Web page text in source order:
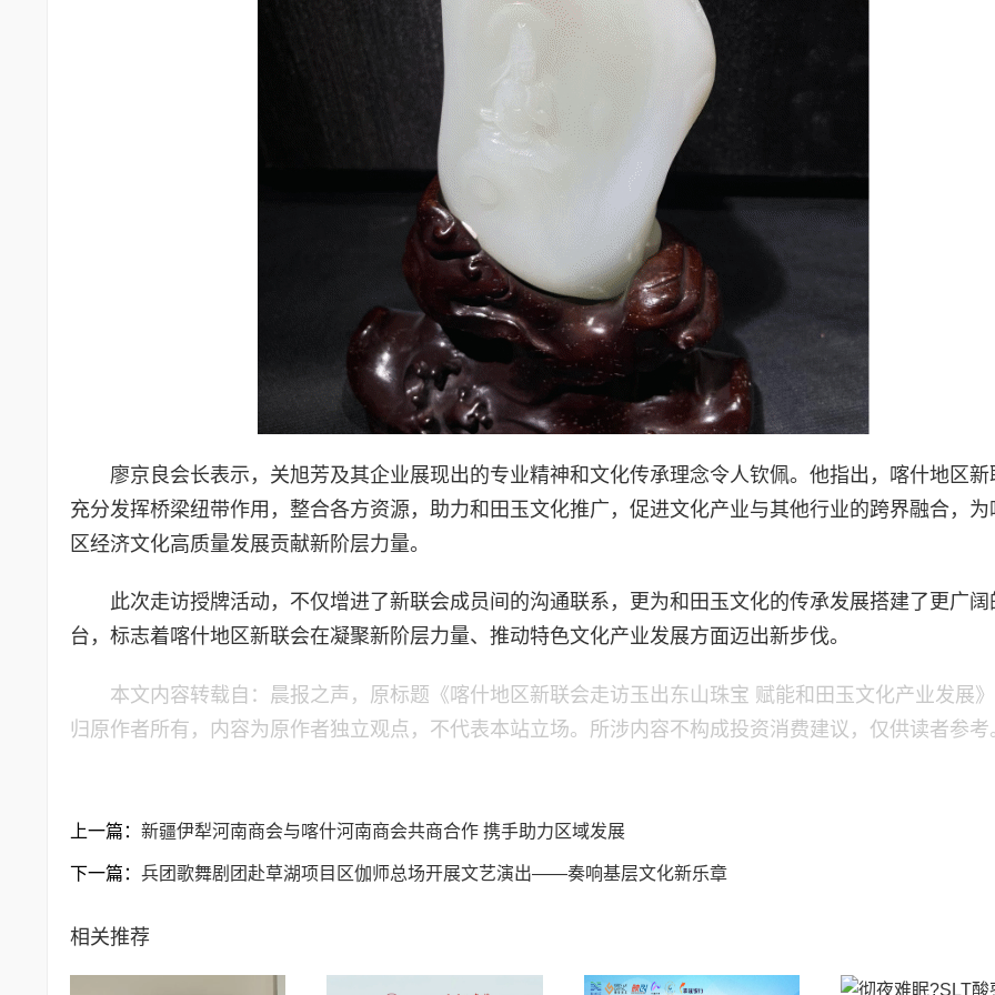
廖京良会长表示，关旭芳及其企业展现出的专业精神和文化传承理念令人钦佩。他指出，喀什地区新
充分发挥桥梁纽带作用，整合各方资源，助力和田玉文化推广，促进文化产业与其他行业的跨界融合，为
区经济文化高质量发展贡献新阶层力量。
此次走访授牌活动，不仅增进了新联会成员间的沟通联系，更为和田玉文化的传承发展搭建了更广阔
台，标志着喀什地区新联会在凝聚新阶层力量、推动特色文化产业发展方面迈出新步伐。
本文内容转载自：晨报之声，原标题《喀什地区新联会走访玉出东山珠宝 赋能和田玉文化产业发展
归原作者所有，内容为原作者独立观点，不代表本站立场。所涉内容不构成投资消费建议，仅供读者参考
上一篇： 新疆伊犁河南商会与喀什河南商会共商合作 携手助力区域发展
下一篇： 兵团歌舞剧团赴草湖项目区伽师总场开展文艺演出——奏响基层文化新乐章
相关推荐